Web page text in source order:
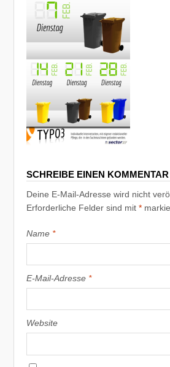
SCHREIBE EINEN KOMMENTAR
Deine E-Mail-Adresse wird nicht
Erforderliche Felder sind mit*
Name *
E-Mail-Adresse *
Website